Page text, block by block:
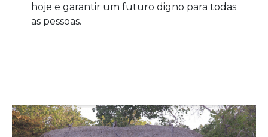
hoje e garantir um futuro digno para todas
as pessoas.